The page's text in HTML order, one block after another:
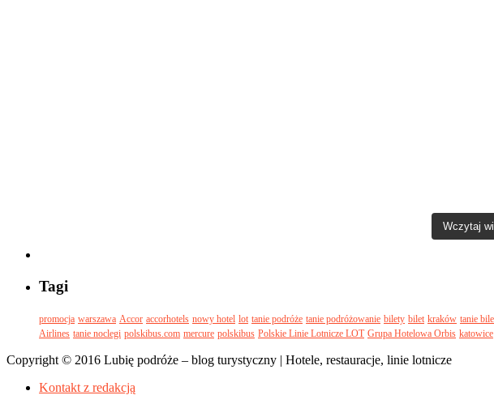
Wczytaj
Tagi
promocja warszawa Accor accorhotels nowy hotel lot tanie podróże tanie podróżowanie bilety bilet kraków tanie
Airlines tanie noclegi polskibus.com mercure polskibus Polskie Linie Lotnicze LOT Grupa Hotelowa Orbis katowice
Copyright © 2016 Lubię podróże – blog turystyczny | Hotele, restauracje, linie lotnicze
Kontakt z redakcją